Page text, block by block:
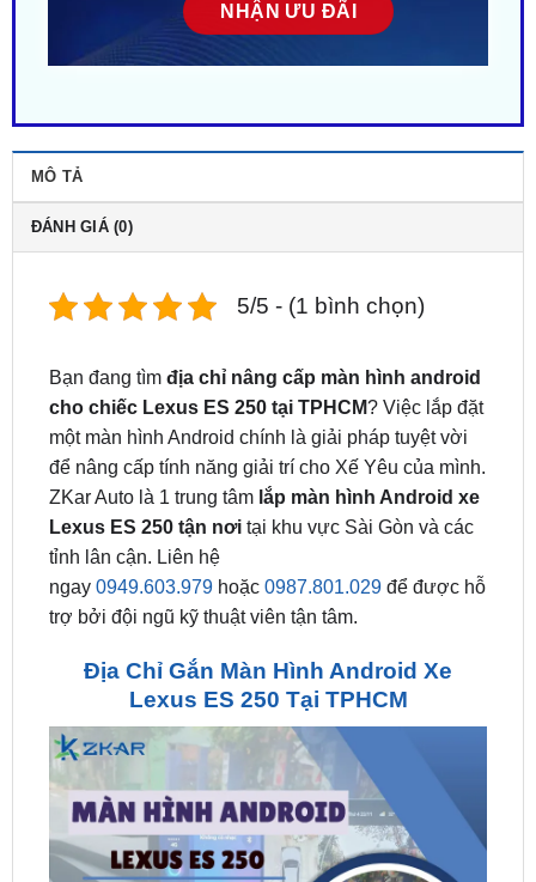
ĐÁNH GIÁ (0)
Bạn đang tìmđịa chỉ nâng cấp màn hình android
một màn hình Android chính là giải pháp tuyệt vời
để nâng cấp tính năng giải trí cho Xế Yêu của mình.
ZKar Auto là 1 trung tâmlắp màn hình Android xe
Lexus ES 250 tận nơi tại khu vực Sài Gòn và các
tỉnh lân cận. Liên hệ
ngay0949.603.979 hoặc0987.801.029để được hỗ
trợ bởi đội ngũ kỹ thuật viên tận tâm.
Địa Chỉ Gắn Màn Hình Android Xe